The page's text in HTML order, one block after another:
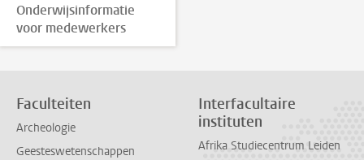
Onderwijsinformatie
voor medewerkers
Faculteiten
Archeologie
Geesteswetenschappen
Interfacultaire
instituten
Afrika Studiecentrum Leiden